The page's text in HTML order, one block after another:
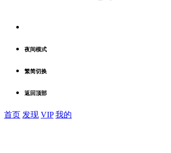
夜间模式
繁简切换
返回顶部
首页 发现 VIP 我的